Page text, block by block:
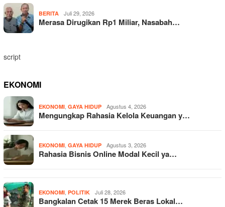
BERITA Juli 29, 2026
Merasa Dirugikan Rp1 Miliar, Nasabah…
script
EKONOMI
EKONOMI GAYA HIDUP Agustus 4, 2026
Mengungkap Rahasia Kelola Keuangan y…
EKONOMI GAYA HIDUP Agustus 3, 2026
Rahasia Bisnis Online Modal Kecil ya…
EKONOMI POLITIK Juli 28, 2026
Bangkalan Cetak 15 Merek Beras Lokal…